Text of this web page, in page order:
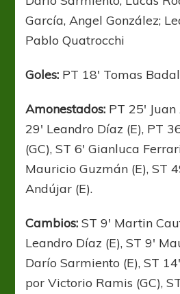
García, Angel González;
Pablo Quatrocchi
Goles: PT 18′ Tomas
Amonestados: PT 25′
29′ Leandro Díaz (E), PT
(GC), ST 6′ Gianluca
Mauricio Guzmán (E), ST
Andújar (E).
Cambios:ST 9′ Martin
Leandro Díaz (E), ST 9′
Darío Sarmiento (E), ST
por Victorio Ramis (GC),